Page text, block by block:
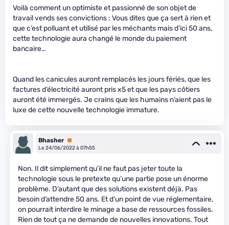
Voilà comment un optimiste et passionné de son objet de
travail vends ses convictions : Vous dites que ça sert à rien et
que c’est polluant et utilisé par les méchants mais d’ici 50 ans,
cette technologie aura changé le monde du paiement
bancaire…
Quand les canicules auront remplacés les jours fériés, que les
factures d’électricité auront pris x5 et que les pays côtiers
auront été immergés. Je crains que les humains n’aient pas le
luxe de cette nouvelle technologie immature.
Bhasher Premium
Le 24/06/2022 à 07h55
Non. Il dit simplement qu’il ne faut pas jeter toute la
technologie sous le pretexte qu’une partie pose un énorme
problème. D’autant que des solutions existent déjà. Pas
besoin d’attendre 50 ans. Et d’un point de vue réglementaire,
on pourrait interdire le minage a base de ressources fossiles.
Rien de tout ça ne demande de nouvelles innovations. Tout